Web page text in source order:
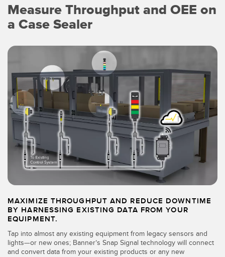
MONITORING SOLUTIONS
NUEVOS PRODUCTOS
SOFTWARE PARA PRODUCTOS BANNER
SENSORES
Sensores Fotoeléctricos
Medición de Distancia Láser
Cortinas de Medición
Tiempo de Vuelo
Sensores de Radar
Sensores Ultrasónicos
Fiber Optics
INDICACIÓN DE ESTADO
MEDICIÓN E INSPECCIÓN
CONTROL DE CALIDAD
PREDICTIVE MAINTENANCE
RADAR APPLICATIONS
IIOT Y LA FÁBRICA
INTELIGENTE
Call for Parts, Service, or Pallet Pickup
Leading Edge Detection
Machine Monitoring/Overall Equipment Effectiveness
Monitoreo de Condiciones: Mantenimiento Predictivo y
Eficiencia General de Los Equipos (OEE)
Mantenimiento Predictivo
Measure Throughput and OEE on
a Case Sealer
MAXIMIZE THROUGHPUT AND REDUCE DOWNTIME
BY HARNESSING EXISTING DATA FROM YOUR
EQUIPMENT.
Tap into almost any existing equipment from legacy sensors and
lights—or new ones; Banner’s Snap Signal technology will connect
and convert data from your existing products or any new